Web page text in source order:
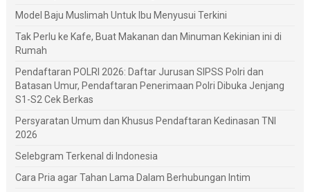
Model Baju Muslimah Untuk Ibu Menyusui Terkini
Tak Perlu ke Kafe, Buat Makanan dan Minuman Kekinian ini di
Rumah
Pendaftaran POLRI 2026: Daftar Jurusan SIPSS Polri dan
Batasan Umur, Pendaftaran Penerimaan Polri Dibuka Jenjang
S1-S2 Cek Berkas
Persyaratan Umum dan Khusus Pendaftaran Kedinasan TNI
2026
Selebgram Terkenal di Indonesia
Cara Pria agar Tahan Lama Dalam Berhubungan Intim